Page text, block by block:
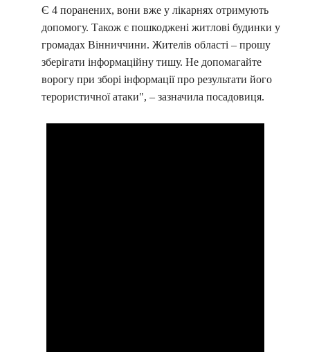
Є 4 поранених, вони вже у лікарнях отримують
допомогу. Також є пошкоджені житлові будинки у
громадах Вінниччини. Жителів області – прошу
зберігати інформаційну тишу. Не допомагайте
ворогу при зборі інформації про результати його
терористичної атаки", – зазначила посадовиця.